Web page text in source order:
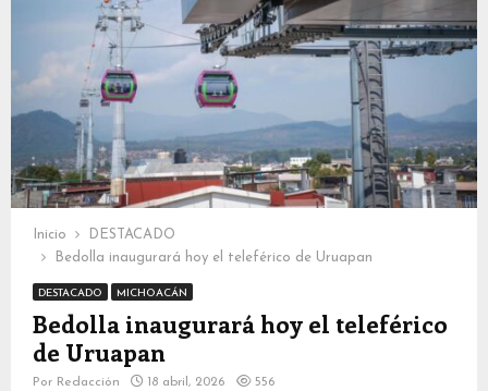
Inicio
DESTACADO
Bedolla inaugurará hoy el teleférico de Uruapan
DESTACADO MICHOACÁN
Bedolla inaugurará hoy el teleférico
de Uruapan
Por Redacción 18 abril, 2026 556